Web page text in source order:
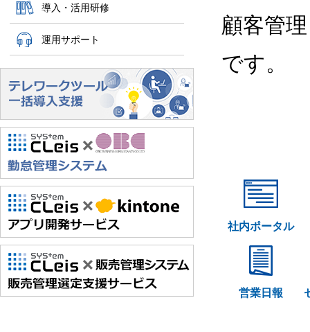
導入・活用研修
運用サポート
顧客管
です。
社内ポータル
営業日報